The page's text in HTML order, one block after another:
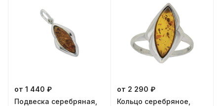
от 1 440 ₽
Подвеска серебряная,
от 2 290 ₽
Кольцо серебряное,